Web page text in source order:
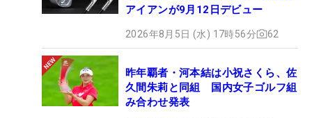
アイアンが9月12日デビュー
2026年8月5日 (水) 17時56分 62
昨年覇者・河本結は小祝さくら、佐
久間朱莉と同組 国内女子ゴルフ組
み合わせ発表